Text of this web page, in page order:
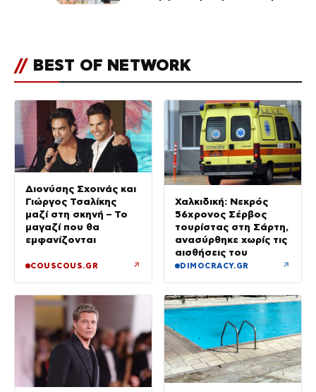
// BEST OF NETWORK
Διονύσης Σχοινάς και
Γιώργος Τσαλίκης
μαζί στη σκηνή – Το
μαγαζί που θα
εμφανίζονται
COUSCOUS.GR ↗
Χαλκιδική: Νεκρός
56χρονος Σέρβος
τουρίστας στη Σάρτη,
ανασύρθηκε χωρίς τις
αισθήσεις του
DIMOCRACY.GR ↗